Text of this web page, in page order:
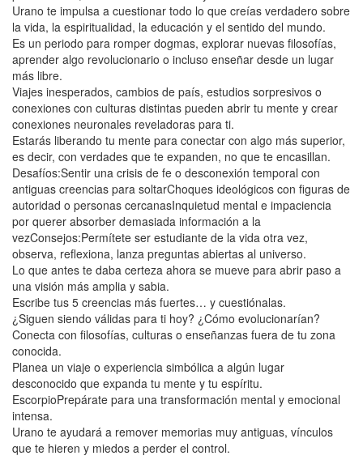
Urano te impulsa a cuestionar todo lo que creías verdadero sobre
la vida, la espiritualidad, la educación y el sentido del mundo.
Es un periodo para romper dogmas, explorar nuevas filosofías,
aprender algo revolucionario o incluso enseñar desde un lugar
más libre.
Viajes inesperados, cambios de país, estudios sorpresivos o
conexiones con culturas distintas pueden abrir tu mente y crear
conexiones neuronales reveladoras para ti.
Estarás liberando tu mente para conectar con algo más superior,
es decir, con verdades que te expanden, no que te encasillan.
Desafíos:Sentir una crisis de fe o desconexión temporal con
antiguas creencias para soltarChoques ideológicos con figuras de
autoridad o personas cercanasInquietud mental e impaciencia
por querer absorber demasiada información a la
vezConsejos:Permítete ser estudiante de la vida otra vez,
observa, reflexiona, lanza preguntas abiertas al universo.
Lo que antes te daba certeza ahora se mueve para abrir paso a
una visión más amplia y sabia.
Escribe tus 5 creencias más fuertes… y cuestiónalas.
¿Siguen siendo válidas para ti hoy? ¿Cómo evolucionarían?
Conecta con filosofías, culturas o enseñanzas fuera de tu zona
conocida.
Planea un viaje o experiencia simbólica a algún lugar
desconocido que expanda tu mente y tu espíritu.
EscorpioPrepárate para una transformación mental y emocional
intensa.
Urano te ayudará a remover memorias muy antiguas, vínculos
que te hieren y miedos a perder el control.